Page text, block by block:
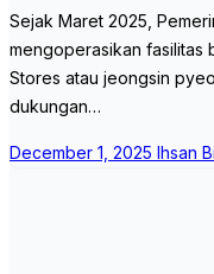
Sejak Maret 2025,
mengoperasikan fasilitas
Stores atau jeongsin
dukungan…
December 1, 2025 Ihsan